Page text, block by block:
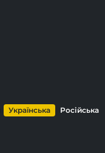
Українська Російська